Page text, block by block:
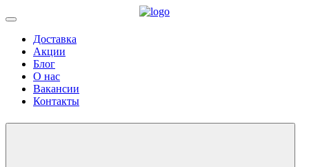
Доставка
Акции
Блог
О нас
Вакансии
Контакты